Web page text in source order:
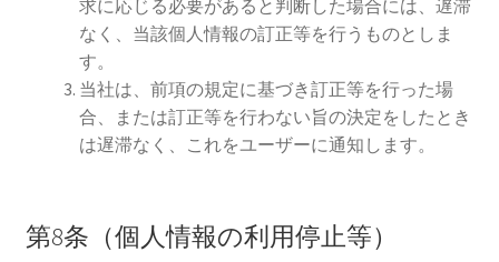
求に応じる必要があると判断した場合には、遅滞
なく、当該個人情報の訂正等を行うものとしま
す。
当社は、前項の規定に基づき訂正等を行った場
合、または訂正等を行わない旨の決定をしたとき
は遅滞なく、これをユーザーに通知します。
第8条（個人情報の利用停止等）